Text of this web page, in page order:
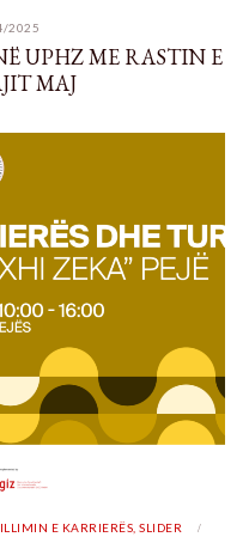
2025
UPHZ ME RASTIN E
MAJ
E KARRIERËS SLIDER